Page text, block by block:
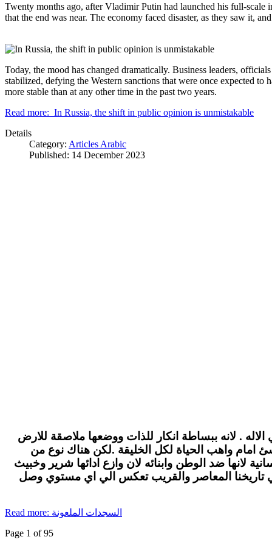
Twenty months ago, after Vladimir Putin had launched his full-
that the end was near. The economy faced disaster, as they saw it,
Today, the mood has changed dramatically. Business leaders,
stabilized, defying the Western sanctions that were once expected to
more stable than at any other time in the past two years.
Read more: In Russia, the shift in public opinion is unmistakable
Details
Category: Articles Arabic
Published: 14 December 2023
. لانه ببساطة انكار للذات ووضعها ملاصقة للارض
امام واهب الحياة لكل الخليقة .لكن هناك نوع من
لانها ضد الوطن وابنائه لان وازع ادائها شرير وخبيث
تاريخنا المعاصر والقريب تعكس الي اي مستوي وصل
Read more: السجدات الملعونة
Page 1 of 95